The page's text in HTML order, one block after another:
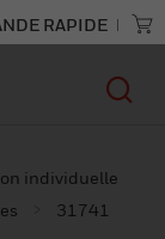
RAPIDE
individuelle
31741